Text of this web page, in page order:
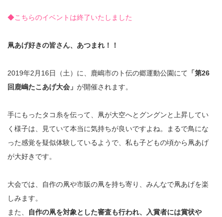
◆こちらのイベントは終了いたしました
凧あげ好きの皆さん、あつまれ！！
2019年2月16日（土）に、鹿嶋市のト伝の郷運動公園にて 「第26
回鹿嶋たこあげ大会」 が開催されます。
手にもったタコ糸を伝って、凧が大空へとグングンと上昇してい
く様子は、見ていて本当に気持ちが良いですよね。まるで鳥にな
った感覚を疑似体験しているようで、私も子どもの頃から凧あげ
が大好きです。
大会では、自作の凧や市販の凧を持ち寄り、みんなで凧あげを楽
しみます。
また、
自作の凧を対象とした審査も行われ、入賞者には賞状や